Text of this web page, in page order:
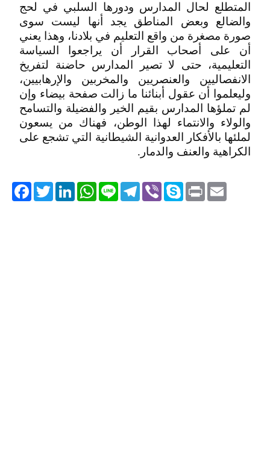
المتطلع لحال المدارس ودورها السلبي في لحج
والضالع وبعض المناطق يجد أنها ليست سوى
صورة مصغرة من واقع التعليم في بلادنا، وهذا يعني
أن على أصحاب القرار أن يراجعوا السياسة
التعليمية، حتى لا تصير المدارس حاضنة لتفريخ
الانفصاليين والعنصريين والمخربين والإرهابيين،
وليعلموا أن عقول أبنائنا ما زالت صفحة بيضاء وإن
لم تملؤها المدارس بقيم الخير والفضيلة والتسامح
والولاء والانتماء لهذا الوطن، فهناك من يسعون
لملئها بالأفكار العدوانية الشيطانية التي تشجع على
الكراهية والعنف والدمار.
TwitterLinkedIn
WhatsApp Line
Telegram ViberSkype PrintEmail